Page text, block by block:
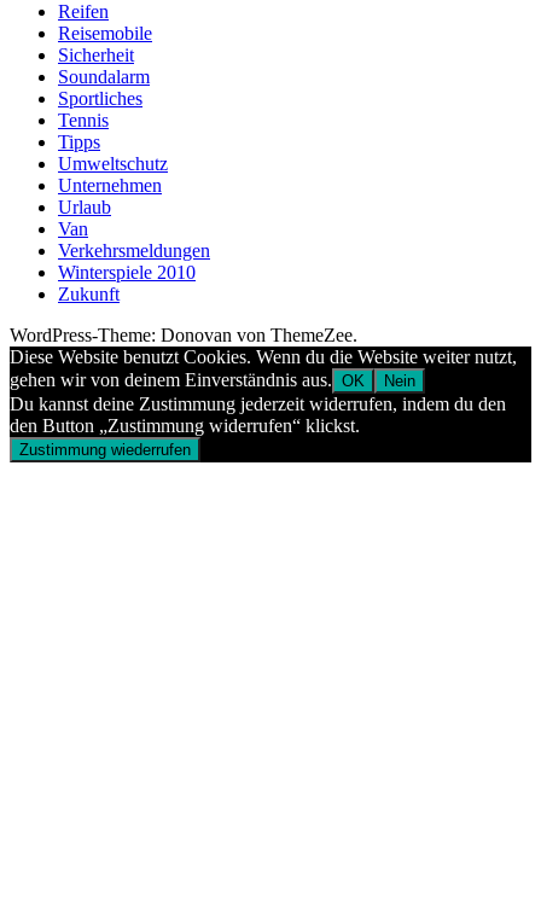
Reifen
Reisemobile
Sicherheit
Soundalarm
Sportliches
Tennis
Tipps
Umweltschutz
Unternehmen
Urlaub
Van
Verkehrsmeldungen
Winterspiele 2010
Zukunft
WordPress-Theme: Donovan von ThemeZee.
Diese Website benutzt Cookies. Wenn du die Website weiter nutzt,
gehen wir von deinem Einverständnis aus. OK Nein
Du kannst deine Zustimmung jederzeit widerrufen, indem du den
den Button „Zustimmung widerrufen“ klickst.
Zustimmung wiederrufen